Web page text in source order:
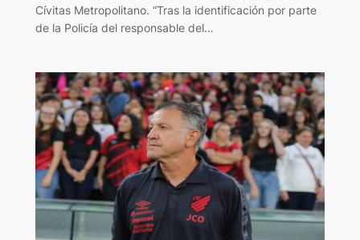
Cívitas Metropolitano. “Tras la identificación por parte
de la Policía del responsable del…